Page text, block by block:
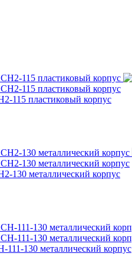
115 пластиковый корпус
130 металлический корпус
130 металлический корпус